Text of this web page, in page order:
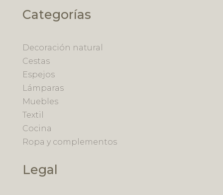
Categorías
Decoración natural
Cestas
Espejos
Lámparas
Muebles
Textil
Cocina
Ropa y complementos
Legal